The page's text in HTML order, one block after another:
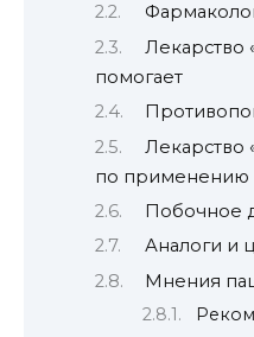
Лекарство
помогает
Лекарство
по применению
Побочное
Аналоги и
Мнения